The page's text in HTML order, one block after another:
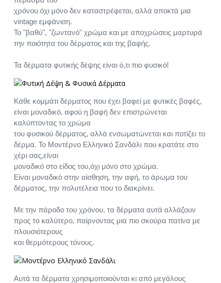
χρόνου όχι μόνο δεν καταστρέφεται, αλλά αποκτά μια
vintage εμφάνιση.
Το "βαθύ", "ζωντανό" χρώμα και με αποχρώσεις μαρτυρά
την ποιότητα του δέρματος και της βαφής.
Τα δέρματα φυτικής δέψης είναι ό,τι πιο φυσικό!
Κάθε κομμάτι δέρματος που έχει βαφεί με φυτικές βαφές,
είναι μοναδικό, αφού η βαφή δεν επιστρώνεται
καλύπτοντας το χρώμα
του φυσικού δέρματος, αλλά ενσωματώνεται και ποτίζει το
δέρμα. Το Μοντέρνο Ελληνικό Σανδάλι που κρατάτε στο
χέρι σας,είναι
μοναδικό στο είδος του,όχι μόνο στο χρώμα.
Είναι μοναδικό στην αίσθηση, την αφή, το άρωμα του
δέρματος, την πολυτέλεια που το διακρίνει.
Με την πάροδο του χρόνου, τα δέρματα αυτά αλλάζουν
προς το καλύτερο, παίρνοντας μια πιο σκούρα πατίνα με
πλουσιότερους
και θερμότερους τόνους.
Αυτά τα δέρματα χρησιμοποιούνται κι από μεγάλους